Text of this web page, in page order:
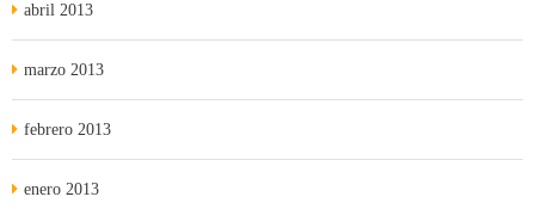
abril 2013
marzo 2013
febrero 2013
enero 2013